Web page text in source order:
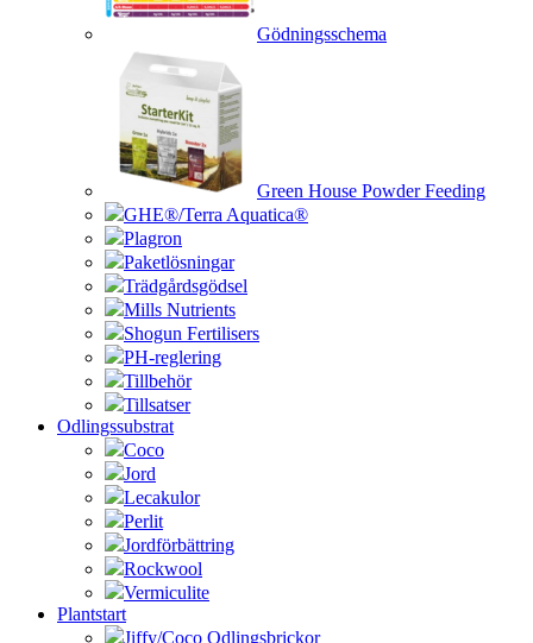
Gödningsschema
Green House Powder Feeding
GHE®/Terra Aquatica®
Plagron
Paketlösningar
Trädgårdsgödsel
Mills Nutrients
Shogun Fertilisers
PH-reglering
Tillbehör
Tillsatser
Odlingssubstrat
Coco
Jord
Lecakulor
Perlit
Jordförbättring
Rockwool
Vermiculite
Plantstart
Jiffy/Coco Odlingsbrickor